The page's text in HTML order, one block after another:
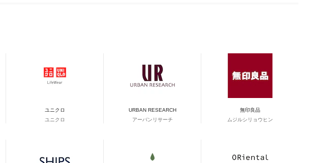
ユニクロ
ユニクロ
URBAN RESEARCH
アーバンリサーチ
無印良品
ムジルシリョウヒン